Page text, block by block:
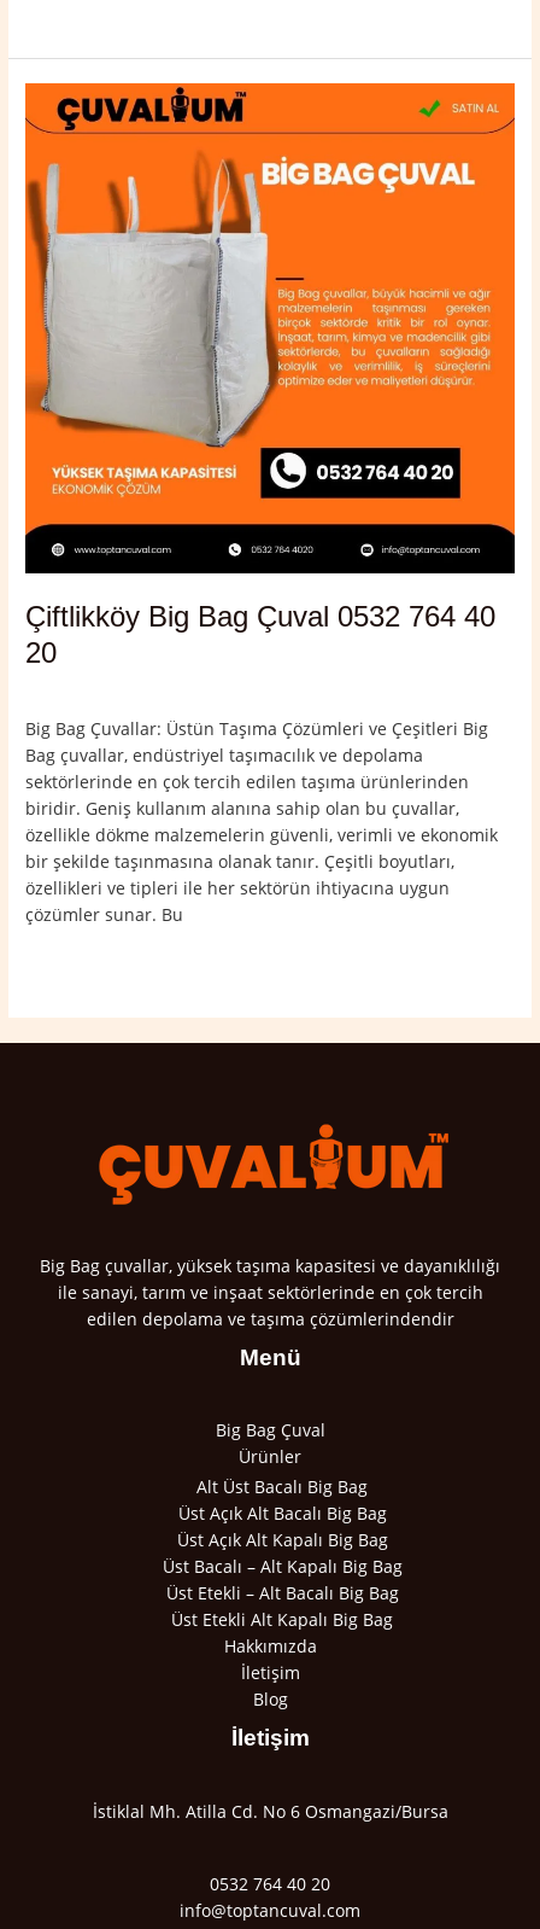
Çiftlikköy Big Bag Çuval 0532 764 40
20
Big Bag Çuvallar: Üstün Taşıma Çözümleri ve Çeşitleri Big
Bag çuvallar, endüstriyel taşımacılık ve depolama
sektörlerinde en çok tercih edilen taşıma ürünlerinden
biridir. Geniş kullanım alanına sahip olan bu çuvallar,
özellikle dökme malzemelerin güvenli, verimli ve ekonomik
bir şekilde taşınmasına olanak tanır. Çeşitli boyutları,
özellikleri ve tipleri ile her sektörün ihtiyacına uygun
çözümler sunar. Bu
Çiftlikköy
Big
Çuval
0532
764
40
20
Big Bag çuvallar, yüksek taşıma kapasitesi ve dayanıklılığı
ile sanayi, tarım ve inşaat sektörlerinde en çok tercih
edilen depolama ve taşıma çözümlerindendir
Menü
Big Bag Çuval
Ürünler
Alt Üst Bacalı Big Bag
Üst Açık Alt Bacalı Big Bag
Üst Açık Alt Kapalı Big Bag
Üst Bacalı – Alt Kapalı Big Bag
Üst Etekli – Alt Bacalı Big Bag
Üst Etekli Alt Kapalı Big Bag
Hakkımızda
İletişim
Blog
İletişim
İstiklal Mh. Atilla Cd. No 6 Osmangazi/Bursa
0532 764 40 20
info@toptancuval.com